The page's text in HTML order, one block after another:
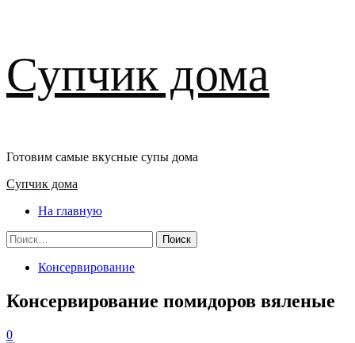
к
содержимому
Супчик дома
Готовим самые вкусные супы дома
Основное
Супчик дома
На главную
Найти:
Консервирование
Консервирование помидоров вяленые
0